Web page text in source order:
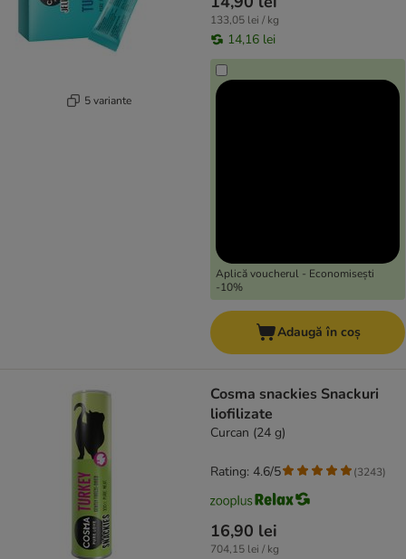
5 variante
133,05 lei / kg
14,16 lei
Aplică voucherul - Economisești
-10%
Adaugă în coș
Cosma snackies Snackuri
liofilizate
Curcan (24 g)
16,90 lei
704,15 lei / kg
Rating: 4.6/5 (3243)